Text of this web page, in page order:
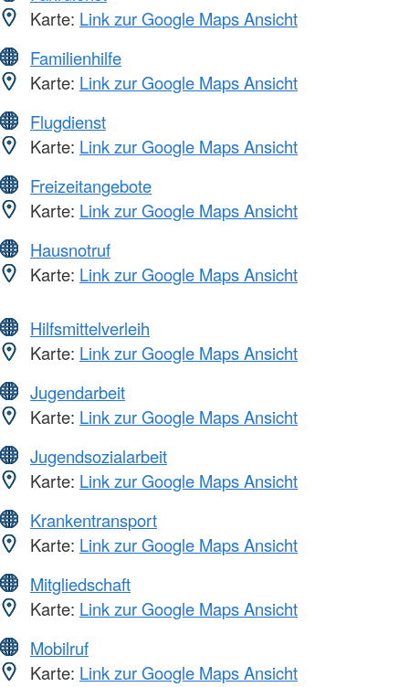
Karte: Link zur Google Maps Ansicht
Familienhilfe
Karte: Link zur Google Maps Ansicht
Flugdienst
Karte: Link zur Google Maps Ansicht
Freizeitangebote
Karte: Link zur Google Maps Ansicht
Hausnotruf
Karte: Link zur Google Maps Ansicht
Hilfsmittelverleih
Karte: Link zur Google Maps Ansicht
Jugendarbeit
Karte: Link zur Google Maps Ansicht
Jugendsozialarbeit
Karte: Link zur Google Maps Ansicht
Krankentransport
Karte: Link zur Google Maps Ansicht
Mitgliedschaft
Karte: Link zur Google Maps Ansicht
Mobilruf
Karte: Link zur Google Maps Ansicht